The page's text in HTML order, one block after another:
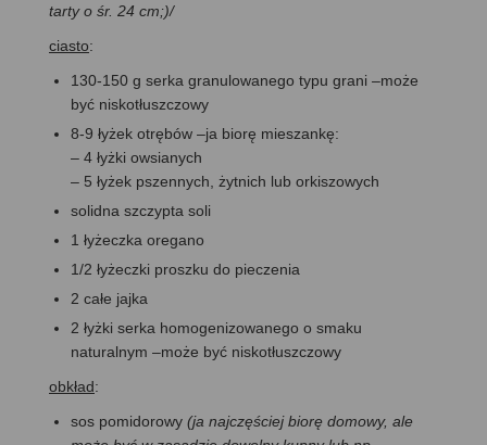
tarty o śr. 24 cm;)/
ciasto:
130-150 g serka granulowanego typu grani –może
być niskotłuszczowy
8-9 łyżek otrębów –ja biorę mieszankę:
– 4 łyżki owsianych
– 5 łyżek pszennych, żytnich lub orkiszowych
solidna szczypta soli
1 łyżeczka oregano
1/2 łyżeczki proszku do pieczenia
2 całe jajka
2 łyżki serka homogenizowanego o smaku
naturalnym –może być niskotłuszczowy
obkład:
sos pomidorowy (ja najczęściej biorę domowy, ale